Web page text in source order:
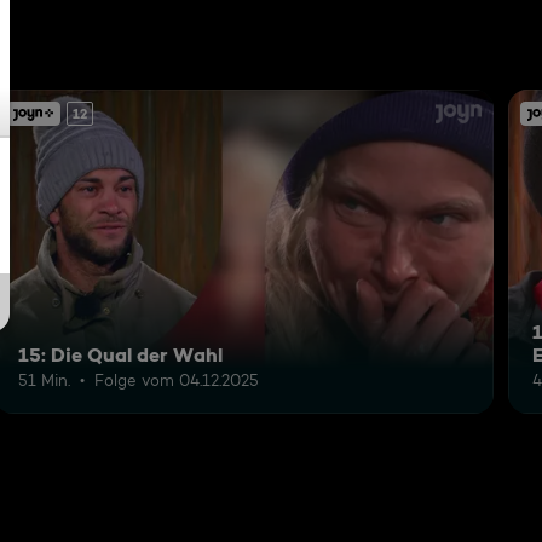
12
15: Die Qual der Wahl
51 Min. Folge vom 04.12.2025